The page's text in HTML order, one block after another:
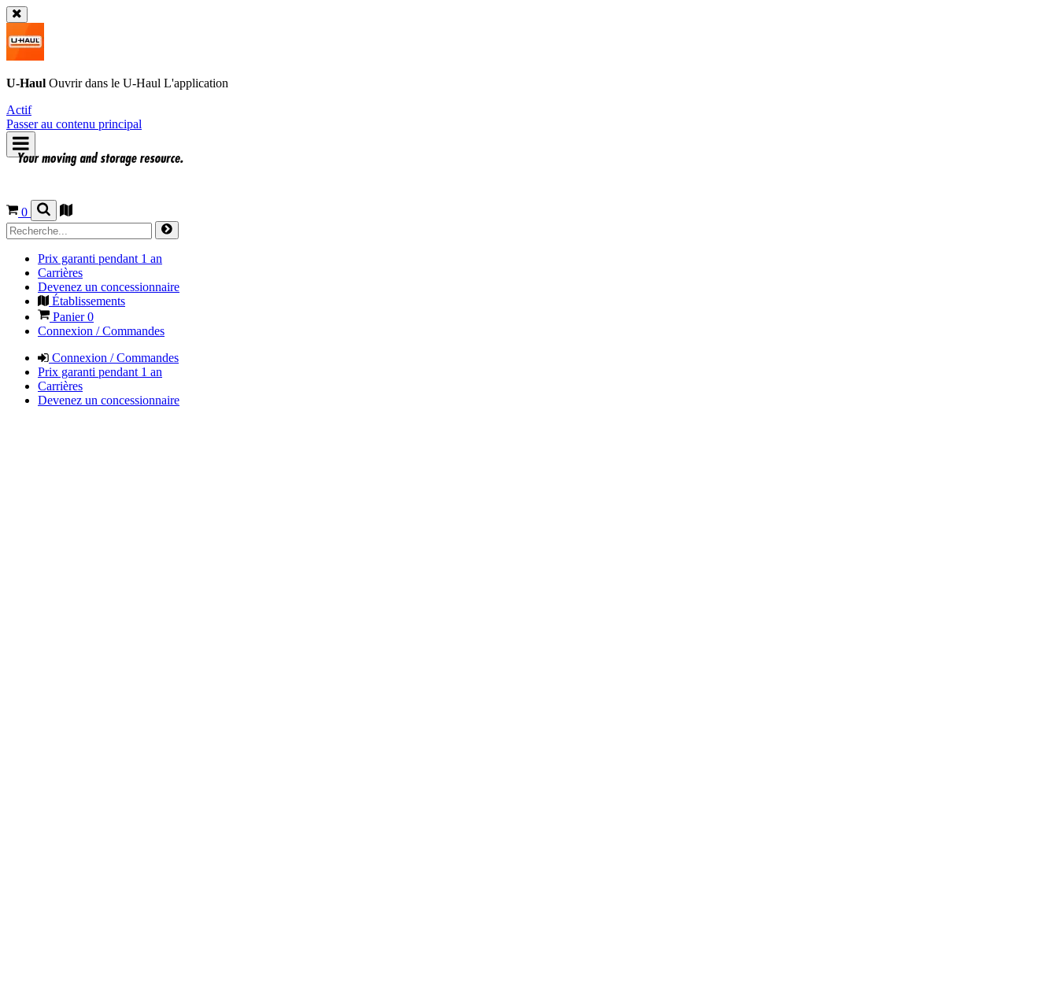
U-Haul Ouvrir dans le U-Haul L'application
Actif
Passer au contenu principal
0
Prix garanti pendant 1 an
Carrières
Devenez un concessionnaire
Établissements
Panier0
Connexion / Commandes
Connexion / Commandes
Prix garanti pendant 1 an
Carrières
Devenez un concessionnaire